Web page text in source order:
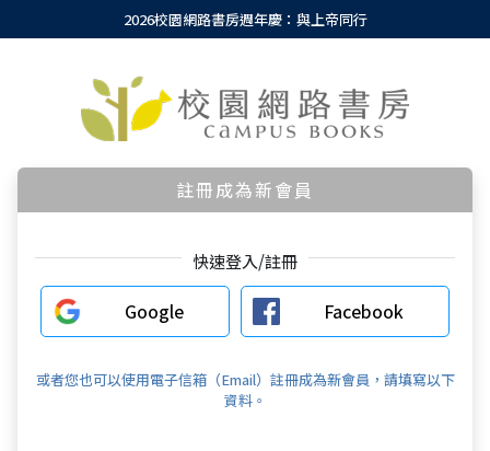
2026校園網路書房週年慶：與上帝同行
註冊成為新會員
快速登入/註冊
Google Facebook
或者您也可以使用電子信箱（Email）註冊成為新會員，請填寫以下
資料。